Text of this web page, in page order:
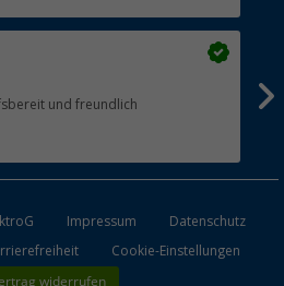
und freundlich
Impressum
Datenschutz
Cookie-Einstellungen
widerrufen